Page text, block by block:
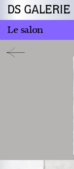
DS GALERIE
Le salon